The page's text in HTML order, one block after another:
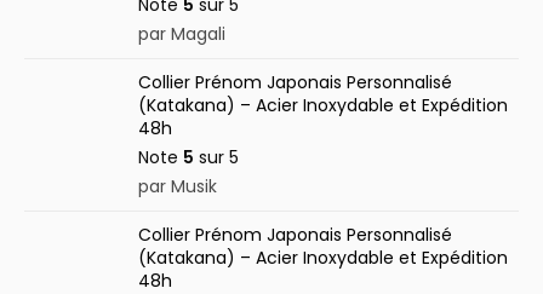
par Magali
Collier Prénom Japonais Personnalisé
(Katakana) – Acier Inoxydable et Expédition
48h
Note 5 sur 5
par Musik
Collier Prénom Japonais Personnalisé
(Katakana) – Acier Inoxydable et Expédition
48h